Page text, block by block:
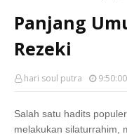
Panjang
Rezeki
hari soul putra
Salah satu hadits
melakukan silaturrahim,